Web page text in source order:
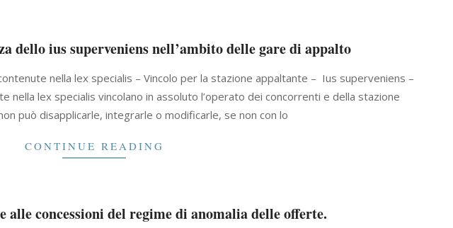
dello ius superveniens nell’ambito delle gare di appalto
nella lex specialis – Vincolo per la stazione appaltante – Ius superveniens –
nella lex specialis vincolano in assoluto l’operato dei concorrenti e della stazione
può disapplicarle, integrarle o modificarle, se non con lo
CONTINUE READING
alle concessioni del regime di anomalia delle offerte.